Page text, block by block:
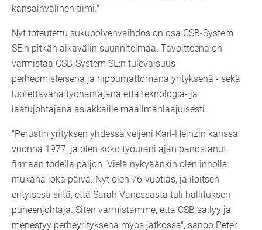
kansainvälinen tiimi."
Nyt toteutettu sukupolvenvaihdos on osa CSB-System
SE:n pitkän aikavälin suunnitelmaa. Tavoitteena on
varmistaa CSB-System SE:n tulevaisuus
perheomisteisena ja riippumattomana yrityksenä - sekä
luotettavana työnantajana että teknologia- ja
laatujohtajana asiakkaille maailmanlaajuisesti.
"Perustin yrityksen yhdessä veljeni Karl-Heinzin kanssa
vuonna 1977, ja olen koko työurani ajan panostanut
firmaan todella paljon. Vielä nykyäänkin olen innolla
mukana joka päivä. Nyt olen 76-vuotias, ja iloitsen
erityisesti siitä, että Sarah Vanessasta tuli hallituksen
puheenjohtaja. Siten varmistamme, että CSB säilyy ja
menestyy perheyrityksenä myös jatkossa", sanoo Peter